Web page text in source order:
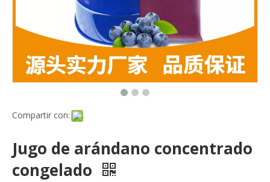
Compartir con:
Jugo de arándano concentrado
congelado